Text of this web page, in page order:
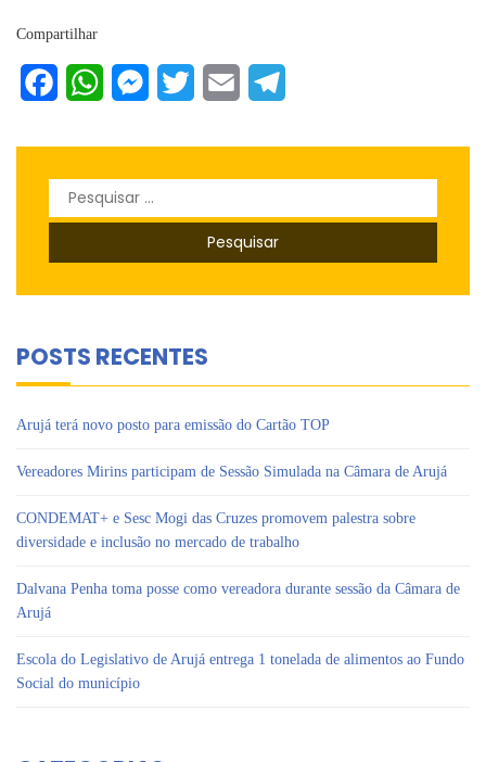
Compartilhar
FacebookWhatsAppMessenger
Twitter Email
Pesquisar
POSTS RECENTES
Arujá terá novo posto para emissão do Cartão TOP
Vereadores Mirins participam de Sessão Simulada na Câmara de Arujá
CONDEMAT+ e Sesc Mogi das Cruzes promovem palestra sobre
diversidade e inclusão no mercado de trabalho
Dalvana Penha toma posse como vereadora durante sessão da Câmara de
Arujá
Escola do Legislativo de Arujá entrega 1 tonelada de alimentos ao Fundo
Social do município